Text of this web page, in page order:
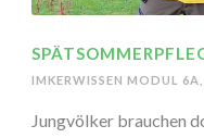
IMKERWISSEN MODUL 6A
Jungvölker brauchen